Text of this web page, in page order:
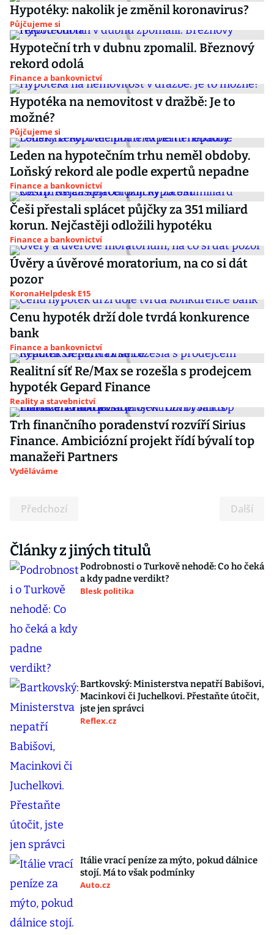
Hypotéky: nakolik je změnil koronavirus?
Půjčujeme si
Hypoteční trh v dubnu zpomalil. Březnový
rekord odolá
Finance a bankovnictví
Hypotéka na nemovitost v dražbě: Je to
možné?
Půjčujeme si
Leden na hypotečním trhu neměl obdoby.
Loňský rekord ale podle expertů nepadne
Finance a bankovnictví
Češi přestali splácet půjčky za 351 miliard
korun. Nejčastěji odložili hypotéku
Finance a bankovnictví
Úvěry a úvěrové moratorium, na co si dát
pozor
KoronaHelpdesk E15
Cenu hypoték drží dole tvrdá konkurence
bank
Finance a bankovnictví
Realitní síť Re/Max se rozešla s prodejcem
hypoték Gepard Finance
Reality a stavebnictví
Trh finančního poradenství rozvíří Sirius
Finance. Ambiciózní projekt řídí bývalí top
manažeři Partners
Vyděláváme
Předchozí Další
Články z jiných titulů
Podrobnosti o Turkově nehodě: Co ho čeká
a kdy padne verdikt?
Blesk politika
Bartkovský: Ministerstva nepatří Babišovi,
Macinkovi či Juchelkovi. Přestaňte útočit,
jste jen správci
Reflex.cz
Itálie vrací peníze za mýto, pokud dálnice
stojí. Má to však podmínky
Auto.cz